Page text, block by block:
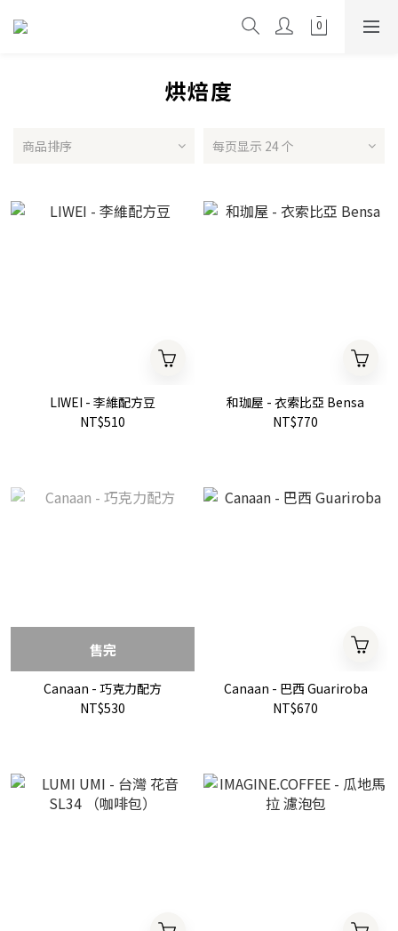
烘焙度
商品排序 每页显示 24 个
LIWEI - 李維配方豆
NT$510
和珈屋 - 衣索比亞 Bensa
NT$770
售完
Canaan - 巧克力配方
NT$530
Canaan - 巴西 Guariroba
NT$670